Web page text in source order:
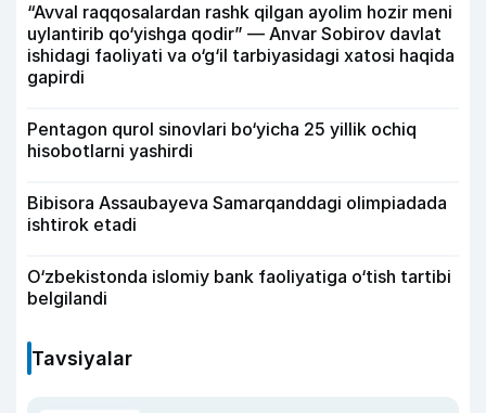
“Avval raqqosalardan rashk qilgan ayolim hozir meni
uylantirib qo‘yishga qodir” — Anvar Sobirov davlat
ishidagi faoliyati va o‘g‘il tarbiyasidagi xatosi haqida
gapirdi
Pentagon qurol sinovlari bo‘yicha 25 yillik ochiq
hisobotlarni yashirdi
Bibisora Assaubayeva Samarqanddagi olimpiadada
ishtirok etadi
O‘zbekistonda islomiy bank faoliyatiga o‘tish tartibi
belgilandi
Tavsiyalar